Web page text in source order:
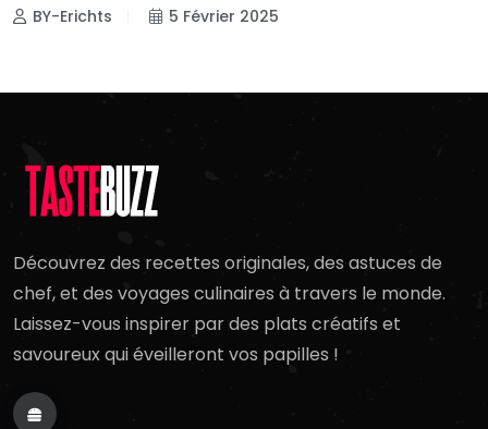
BY-Erichts 5 Février 2025
Découvrez des recettes originales, des astuces de
chef, et des voyages culinaires à travers le monde.
Laissez-vous inspirer par des plats créatifs et
savoureux qui éveilleront vos papilles !